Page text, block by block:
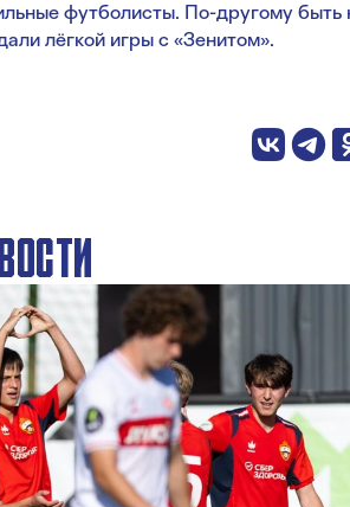
футболисты. По-другому быть
лёгкой игры с «Зенитом».